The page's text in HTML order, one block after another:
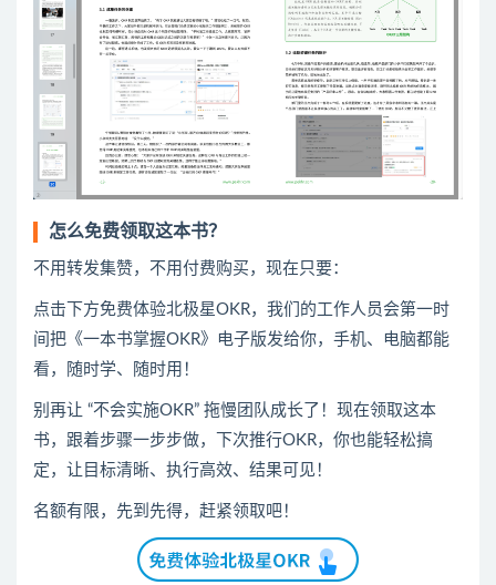
怎么免费领取这本书？
不用转发集赞，不用付费购买，现在只要：
点击下方免费体验北极星OKR​， 我们的工作人员会第一时
间把《一本书掌握OKR》电子版发给你，手机、电脑都能
看，随时学、随时用！
别再让 “不会实施OKR” 拖慢团队成长了！现在领取这本
书，跟着步骤一步步做，下次推行OKR，你也能轻松搞
定，让目标清晰、执行高效、结果可见！
名额有限，先到先得，赶紧领取吧！